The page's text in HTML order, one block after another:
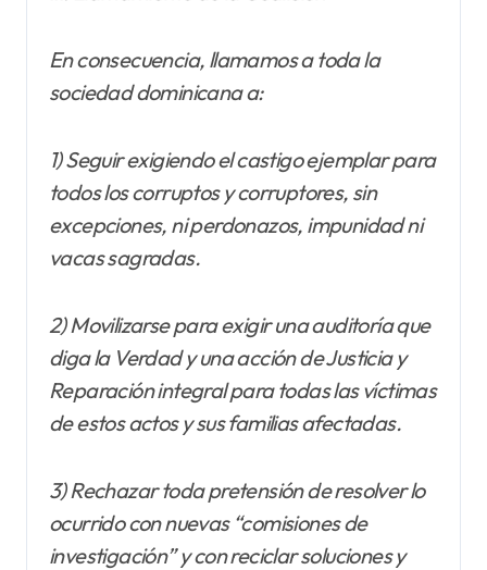
En consecuencia, llamamos a toda la
sociedad dominicana a:
1) Seguir exigiendo el castigo ejemplar para
todos los corruptos y corruptores, sin
excepciones, ni perdonazos, impunidad ni
vacas sagradas.
2) Movilizarse para exigir una auditoría que
diga la Verdad y una acción de Justicia y
Reparación integral para todas las víctimas
de estos actos y sus familias afectadas.
3) Rechazar toda pretensión de resolver lo
ocurrido con nuevas “comisiones de
investigación” y con reciclar soluciones y